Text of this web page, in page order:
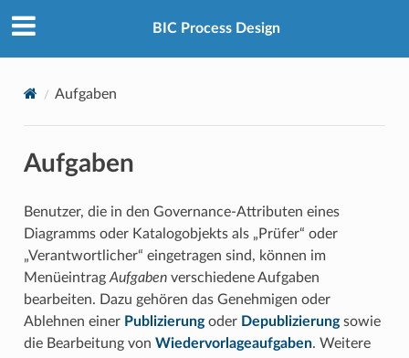
BIC Process Design
Aufgaben
Aufgaben
Benutzer, die in den Governance-Attributen eines
Diagramms oder Katalogobjekts als „Prüfer“ oder
„Verantwortlicher“ eingetragen sind, können im
Menüeintrag Aufgabenverschiedene Aufgaben
bearbeiten. Dazu gehören das Genehmigen oder
Ablehnen einer Publizierungoder Depublizierungsowie
die Bearbeitung von Wiedervorlageaufgaben. Weitere